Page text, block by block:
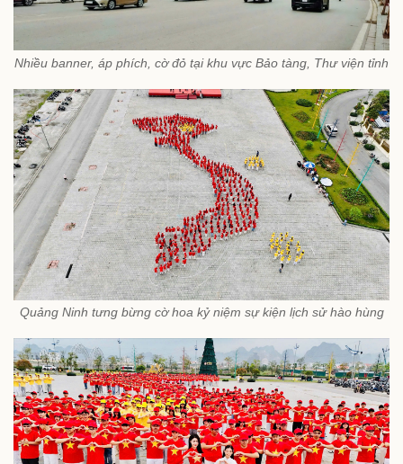
Nhiều banner, áp phích, cờ đỏ tại khu vực Bảo tàng, Thư viện tỉnh
Quảng Ninh tưng bừng cờ hoa kỷ niệm sự kiện lịch sử hào hùng